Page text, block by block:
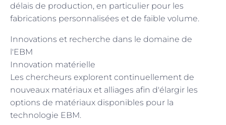
délais de production, en particulier pour les
fabrications personnalisées et de faible volume.
Innovations et recherche dans le domaine de
l'EBM
Innovation matérielle
Les chercheurs explorent continuellement de
nouveaux matériaux et alliages afin d'élargir les
options de matériaux disponibles pour la
technologie EBM.